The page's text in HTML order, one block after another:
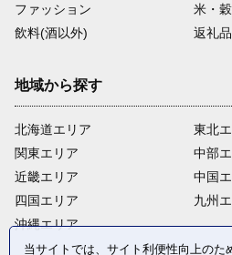
ファッション
米・
飲料(酒以外)
返礼
地域から探す
北海道エリア
関東エリア
近畿エリア
四国エリア
沖縄エリア
東北
中部
中国
九州
当サイトでは、サイト利便性向上のた